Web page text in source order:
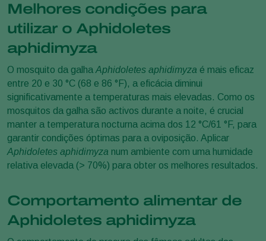
Melhores condições para
utilizar o Aphidoletes
aphidimyza
O mosquito da galha Aphidoletes aphidimyza é mais eficaz
entre 20 e 30 °C (68 e 86 °F), a eficácia diminui
significativamente a temperaturas mais elevadas. Como os
mosquitos da galha são activos durante a noite, é crucial
manter a temperatura nocturna acima dos 12 °C/61 °F, para
garantir condições óptimas para a oviposição. Aplicar
Aphidoletes aphidimyza num ambiente com uma humidade
relativa elevada (> 70%) para obter os melhores resultados.
Comportamento alimentar de
Aphidoletes aphidimyza